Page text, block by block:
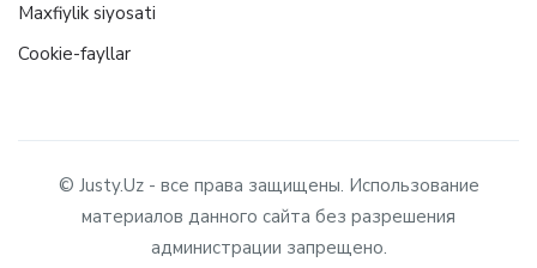
Maxfiylik siyosati
Cookie-fayllar
© Justy.Uz - все права защищены. Использование
материалов данного сайта без разрешения
администрации запрещено.